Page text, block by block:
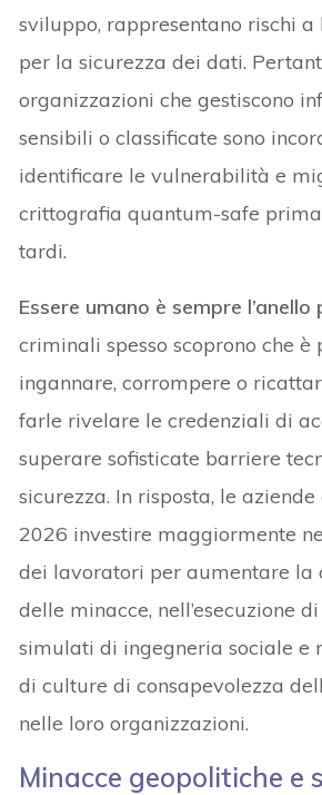
sviluppo, rappresentano rischi
per la sicurezza dei dati.
organizzazioni che gestiscono
sensibili o classificate sono
identificare le vulnerabilità e
crittografia quantum-safe
tardi.
Essere umano è sempre l’anello
criminali spesso scoprono che è
ingannare, corrompere o
farle rivelare le credenziali di
superare sofisticate barriere
sicurezza. In risposta, le
2026 investire maggiormente
dei lavoratori per aumentare la
delle minacce, nell’esecuzione
simulati di ingegneria sociale e
di culture di consapevolezza
nelle loro organizzazioni.
Minacce geopolitiche e